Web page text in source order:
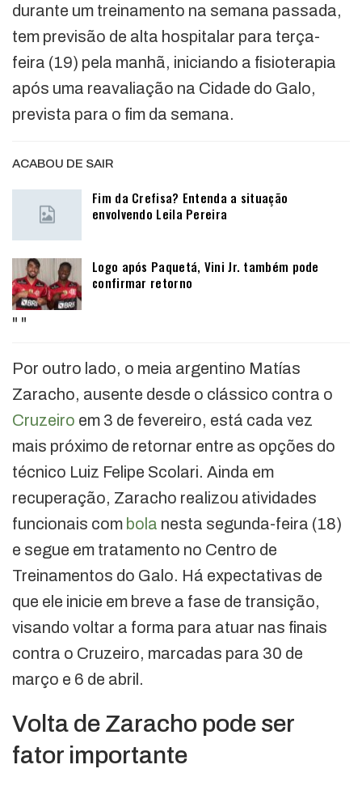
durante um treinamento na semana passada,
tem previsão de alta hospitalar para terça-
feira (19) pela manhã, iniciando a fisioterapia
após uma reavaliação na Cidade do Galo,
prevista para o fim da semana.
ACABOU DE SAIR
Fim da Crefisa? Entenda a situação
envolvendo Leila Pereira
Logo após Paquetá, Vini Jr. também pode
confirmar retorno
" "
Por outro lado, o meia argentino Matías
Zaracho, ausente desde o clássico contra o
Cruzeiro em 3 de fevereiro, está cada vez
mais próximo de retornar entre as opções do
técnico Luiz Felipe Scolari. Ainda em
recuperação, Zaracho realizou atividades
funcionais com bola nesta segunda-feira (18)
e segue em tratamento no Centro de
Treinamentos do Galo. Há expectativas de
que ele inicie em breve a fase de transição,
visando voltar a forma para atuar nas finais
contra o Cruzeiro, marcadas para 30 de
março e 6 de abril.
Volta de Zaracho pode ser
fator importante